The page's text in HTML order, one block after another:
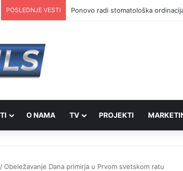
POSLEDNJE VESTI Ponovo radi stomatološka
O NAMA TV PROJEKTI
/Obeležavanje Dana primirja u Prvom svetskom ratu